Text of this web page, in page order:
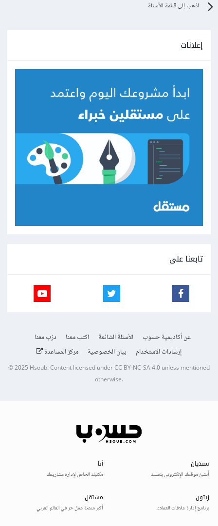
اذهب إلى قائمة الأسئلة
إعلانات
تابعنا على
عن أكاديمية حسوب الأسئلة الشائعة اكتب معنا
درّب معنا
إرشادات الاستخدام
بيان الخصوصية مركز المساعدة
© 2025Hsoub.Content licensed underCC BY-NC-SA 4.0unless mentioned
otherwise.